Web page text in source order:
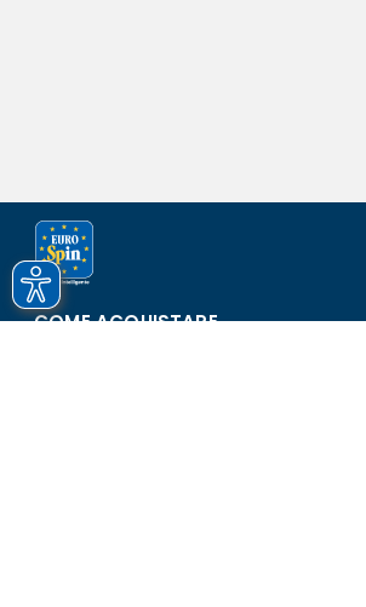
COME ACQUISTARE